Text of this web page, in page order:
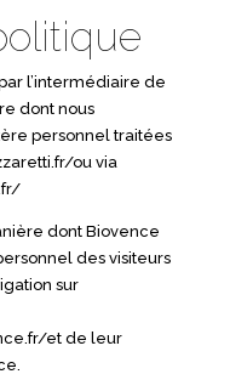
l’intermédiaire de
dont nous
personnel traitées
ou via
dont Biovence
des visiteurs
sur
et de leur